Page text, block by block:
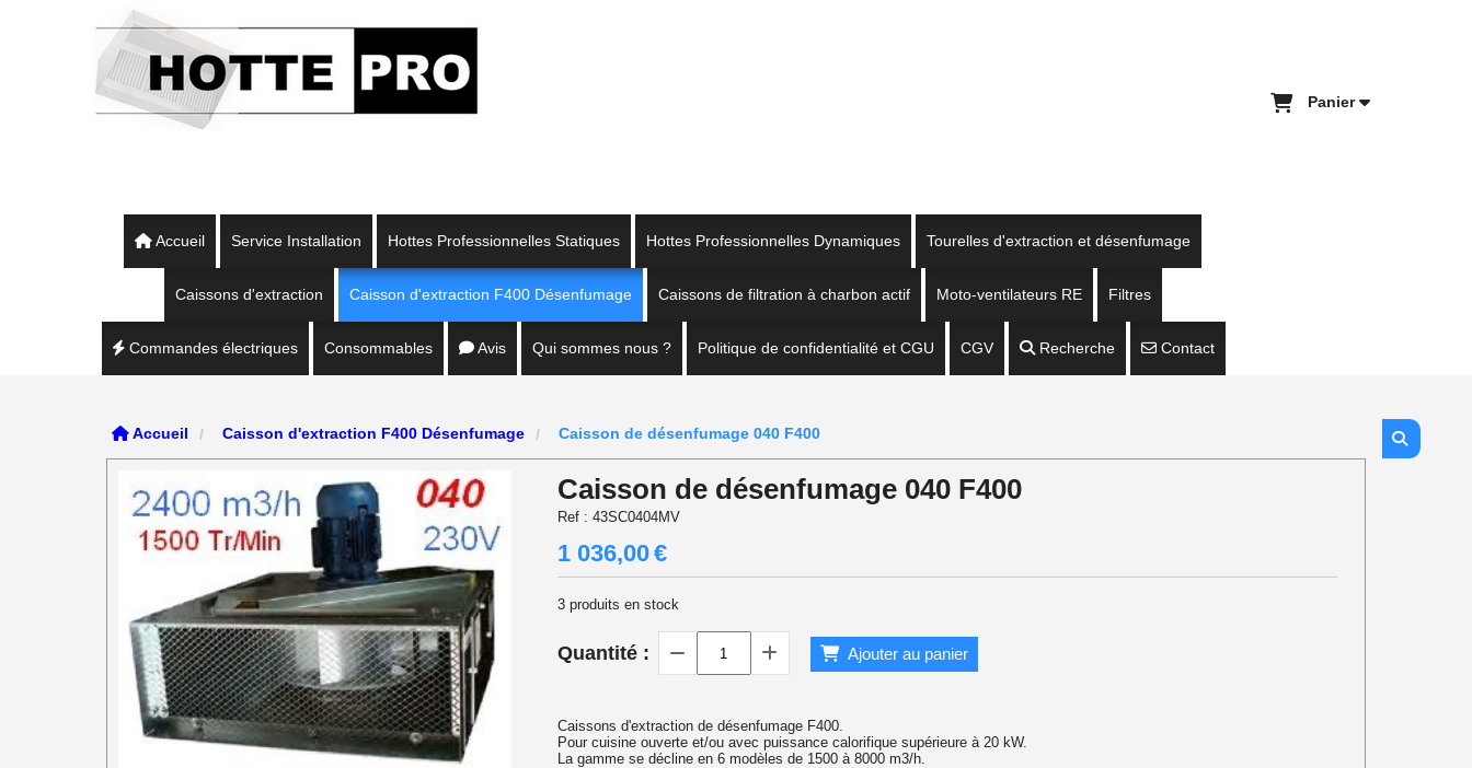
Accueil Service Installation Hottes Professionnelles Statiques Hottes Professionnelles Dynamiques Tourelles d'extraction et désenfumage
Caissons d'extraction Caisson d'extraction F400 Désenfumage Caissons de filtration à charbon actif Moto-ventilateurs RE Filtres
Commandes électriques Consommables Avis Qui sommes nous ? Politique de confidentialité et CGU CGV Recherche Contact
Panier
Accueil Caisson d'extraction F400 Désenfumage Caisson de désenfumage 040 F400
Caisson de désenfumage 040 F400
Ref : 43SC0404MV
1 036,00€
3produits en stock
Quantité : Ajouter au panier
Caissons d'extraction de désenfumage F400.
Pour cuisine ouverte et/ou avec puissance calorifique supérieure à 20 kW.
La gamme se décline en 6 modèles de 1500 à 8000 m3/h.
Panneau de gestion des cookies